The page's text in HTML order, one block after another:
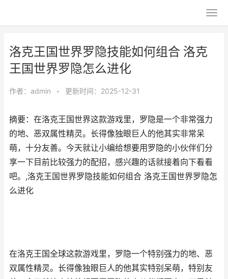
洛克王国世界罗隐技能如何组合 洛克
王国世界罗隐怎么进化
作者： admin • 更新时间：2025-12-31
摘要：​在洛克王国世界这款游戏里，罗隐是一个非常强力
的地、恶双属性精灵。长得像独眼巨人的他其实非常呆
萌，十分友善。今天就让小编给想要用罗隐的小伙伴们分
享一下目前比较强力的配招，感兴趣的话就接着向下看看
吧。,洛克王国世界罗隐技能如何组合 洛克王国世界罗隐怎
么进化
在洛克王国全球这款游戏里，罗隐一个特别强力的地、恶
双属性精灵。长得像独眼巨人的他其实特别呆萌，特别友